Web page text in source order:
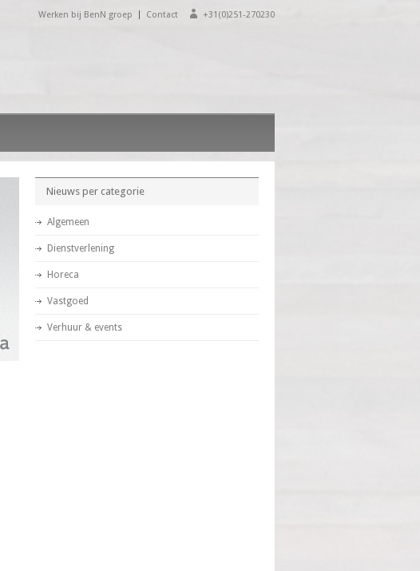
+31(0)251-270230
Werken bij BenN groep Contact
Nieuws per categorie
Algemeen
Dienstverlening
Horeca
Vastgoed
Verhuur & events